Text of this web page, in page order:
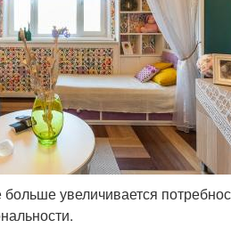
увеличивается